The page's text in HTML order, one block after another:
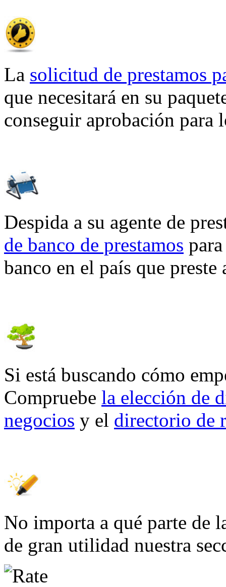
La solicitud de prestamos
que necesitará en su
conseguir aprobación para
Despida a su agente de
de banco de prestamos
banco en el país que preste
Si está buscando cómo
Compruebe la elección de
negocios y el directorio de
No importa a qué parte de
de gran utilidad nuestra